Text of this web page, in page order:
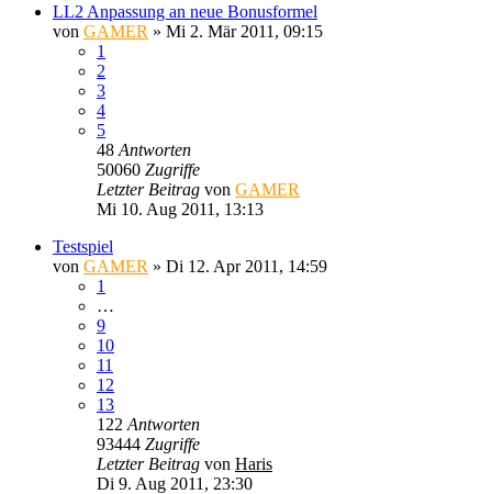
LL2 Anpassung an neue Bonusformel
von GAMER » Mi 2. Mär 2011, 09:15
1
2
3
4
5
48 Antworten
50060 Zugriffe
Letzter Beitrag von GAMER
Mi 10. Aug 2011, 13:13
Testspiel
von GAMER » Di 12. Apr 2011, 14:59
1
…
9
10
11
12
13
122 Antworten
93444 Zugriffe
Letzter Beitrag von Haris
Di 9. Aug 2011, 23:30